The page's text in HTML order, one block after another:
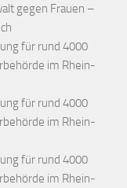
gegen Frauen –
für rund 4000
im Rhein-
für rund 4000
im Rhein-
für rund 4000
im Rhein-